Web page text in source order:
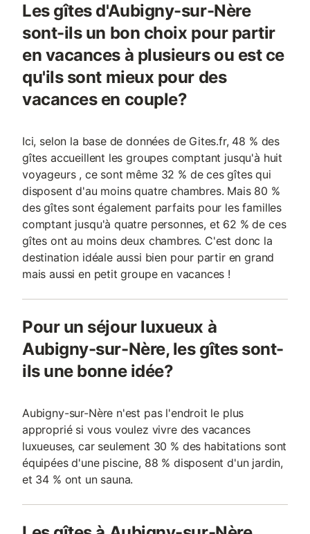
Les gîtes d'Aubigny-sur-Nère
sont-ils un bon choix pour partir
en vacances à plusieurs ou est ce
qu'ils sont mieux pour des
vacances en couple?
Ici, selon la base de données de Gites.fr, 48 % des
gîtes accueillent les groupes comptant jusqu'à huit
voyageurs , ce sont même 32 % de ces gîtes qui
disposent d'au moins quatre chambres. Mais 80 %
des gîtes sont également parfaits pour les familles
comptant jusqu'à quatre personnes, et 62 % de ces
gîtes ont au moins deux chambres. C'est donc la
destination idéale aussi bien pour partir en grand
mais aussi en petit groupe en vacances !
Pour un séjour luxueux à
Aubigny-sur-Nère, les gîtes sont-
ils une bonne idée?
Aubigny-sur-Nère n'est pas l'endroit le plus
approprié si vous voulez vivre des vacances
luxueuses, car seulement 30 % des habitations sont
équipées d'une piscine, 88 % disposent d'un jardin,
et 34 % ont un sauna.